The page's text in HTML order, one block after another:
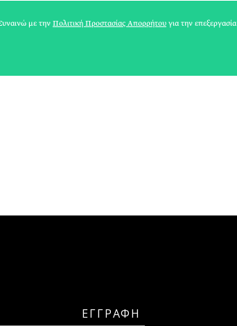
ΑΘΗΝΕΑ
με τηνΠολιτική Προστασίας Απορρήτου για την